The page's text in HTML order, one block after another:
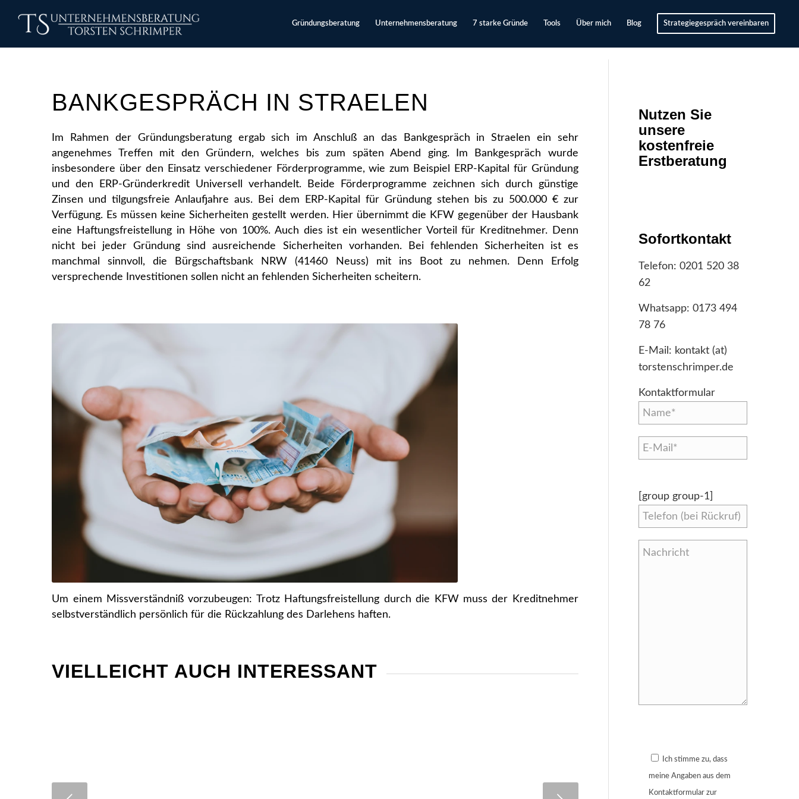
Gründungsberatung Unternehmensberatung 7 starke Gründe Tools Über mich Blog Strategiegespräch vereinbaren
BANKGESPRÄCH IN STRAELEN
Im Rahmen der Gründungsberatung ergab sich im Anschluß an das Bankgespräch in Straelen ein sehr
angenehmes Treffen mit den Gründern, welches bis zum späten Abend ging. Im Bankgespräch wurde
insbesondere über den Einsatz verschiedener Förderprogramme, wie zum Beispiel ERP-Kapital für Gründung
und den ERP-Gründerkredit Universell verhandelt. Beide Förderprogramme zeichnen sich durch günstige
Zinsen und tilgungsfreie Anlaufjahre aus. Bei dem ERP-Kapital für Gründung stehen bis zu 500.000 € zur
Verfügung. Es müssen keine Sicherheiten gestellt werden. Hier übernimmt die KFW gegenüber der Hausbank
eine Haftungsfreistellung in Höhe von 100%. Auch dies ist ein wesentlicher Vorteil für Kreditnehmer. Denn
nicht bei jeder Gründung sind ausreichende Sicherheiten vorhanden. Bei fehlenden Sicherheiten ist es
manchmal sinnvoll, die Bürgschaftsbank NRW (41460 Neuss) mit ins Boot zu nehmen. Denn Erfolg
versprechende Investitionen sollen nicht an fehlenden Sicherheiten scheitern.
Um einem Missverständniß vorzubeugen: Trotz Haftungsfreistellung durch die KFW muss der Kreditnehmer
selbstverständlich persönlich für die Rückzahlung des Darlehens haften.
VIELLEICHT AUCH INTERESSANT
Nutzen Sie
unsere
kostenfreie
Erstberatung
Sofortkontakt
Telefon: 0201 520 38
62
Whatsapp: 0173 494
78 76
E-Mail: kontakt (at)
torstenschrimper.de
Kontaktformular
[group group-1]
Ich stimme zu, dass
meine Angaben aus dem
Kontaktformular zur